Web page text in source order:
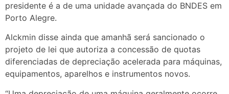
presidente é a de uma unidade avançada do BNDES em
Porto Alegre.
Alckmin disse ainda que amanhã será sancionado o
projeto de lei que autoriza a concessão de quotas
diferenciadas de depreciação acelerada para máquinas,
equipamentos, aparelhos e instrumentos novos.